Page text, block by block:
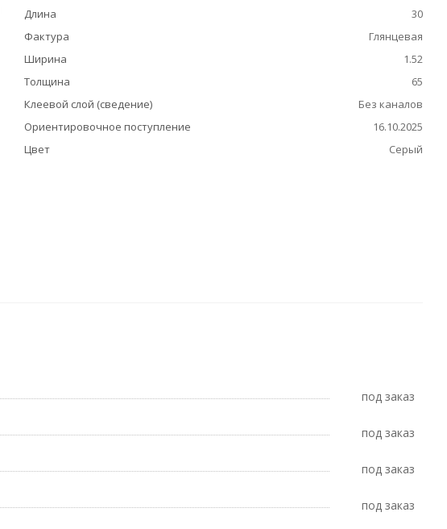
Длина
30
Фактура
Глянцевая
Ширина
1.52
Толщина
65
Клеевой слой (сведение)
Без каналов
Ориентировочное поступление
16.10.2025
Цвет
Серый
Под заказ
Под заказ
Под заказ
Под заказ